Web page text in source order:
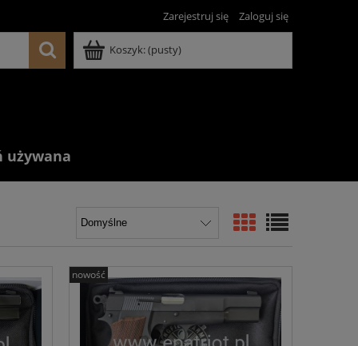
Zarejestruj się Zaloguj się
Koszyk:(pusty)
używana
nowość